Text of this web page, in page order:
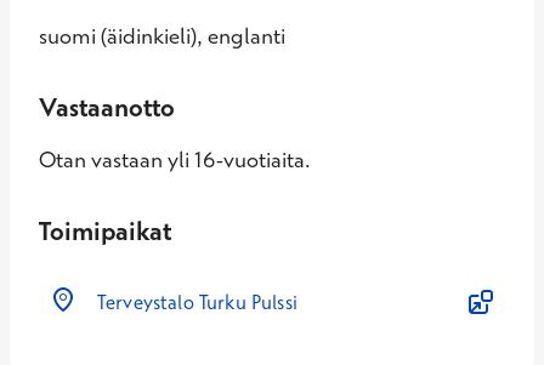
suomi (äidinkieli), englanti
Vastaanotto
Otan vastaan yli 16-vuotiaita.
Toimipaikat
Terveystalo Turku Pulssi